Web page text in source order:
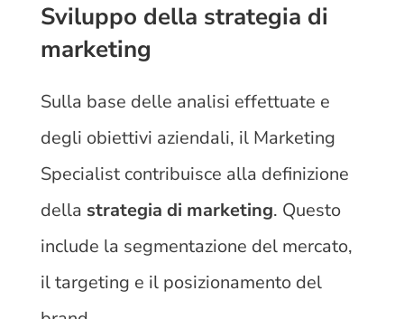
Sviluppo della strategia di
marketing
Sulla base delle analisi effettuate e
degli obiettivi aziendali, il Marketing
Specialist contribuisce alla definizione
della strategia di marketing. Questo
include la segmentazione del mercato,
il targeting e il posizionamento del